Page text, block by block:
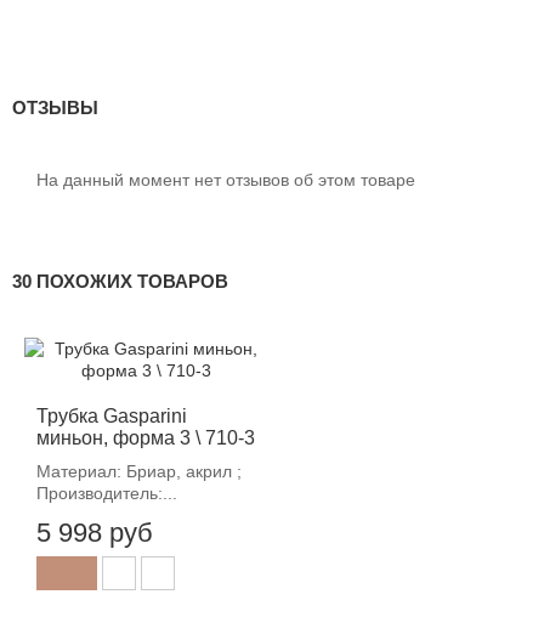
ОТЗЫВЫ
На данный момент нет отзывов об этом товаре
30 ПОХОЖИХ ТОВАРОВ
Трубка Gasparini
миньон, форма 3 \ 710-3
Материал: Бриар, акрил ;
Производитель:...
5 998 руб